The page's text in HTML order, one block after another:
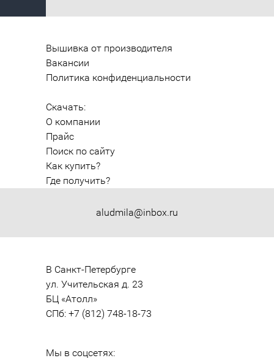
aludmila@inbox.ru
Вышивка от производителя
Вакансии
Политика конфиденциальности
Скачать:
О компании
Прайс
Поиск по сайту
Как купить?
Где получить?
В Санкт-Петербурге
ул. Учительская д. 23
БЦ «Атолл»
СПб: +7 (812) 748-18-73
Мы в соцсетях: